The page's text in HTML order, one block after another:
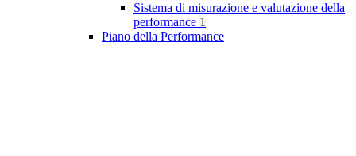
Sistema di misurazione e valutazione della
performance 1
Piano della Performance